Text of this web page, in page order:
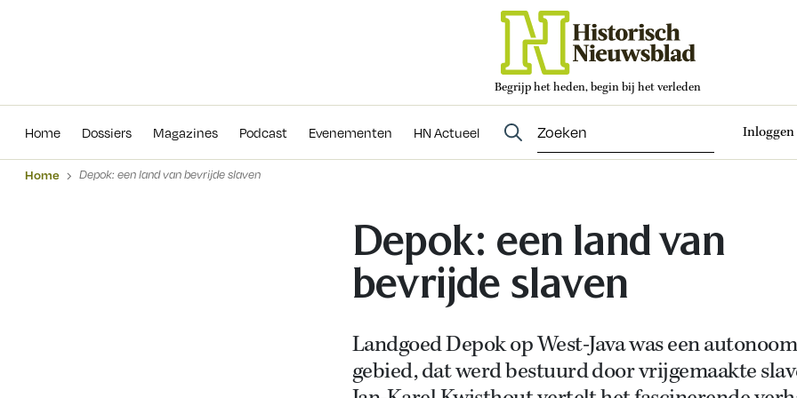
Begrijp het heden, begin bij het verleden
Home Dossiers Magazines Podcast Evenementen HN Actueel Inloggen
Evenementen
Home Depok: een land van bevrijde slaven
Depok: een land van
bevrijde slaven
Landgoed Depok op West-Java was een autonoom
gebied, dat werd bestuurd door vrijgemaakte